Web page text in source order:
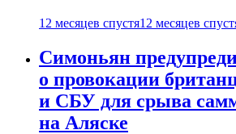
12 месяцев спустя12 месяцев
Симоньян
о провокации
и СБУ для срыва
на Аляске